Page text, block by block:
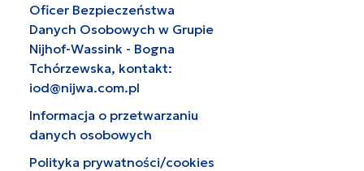
Oficer Bezpieczeństwa
Danych Osobowych w Grupie
Nijhof-Wassink - Bogna
Tchórzewska, kontakt:
iod@nijwa.com.pl
Informacja o przetwarzaniu
danych osobowych
Polityka prywatności/cookies